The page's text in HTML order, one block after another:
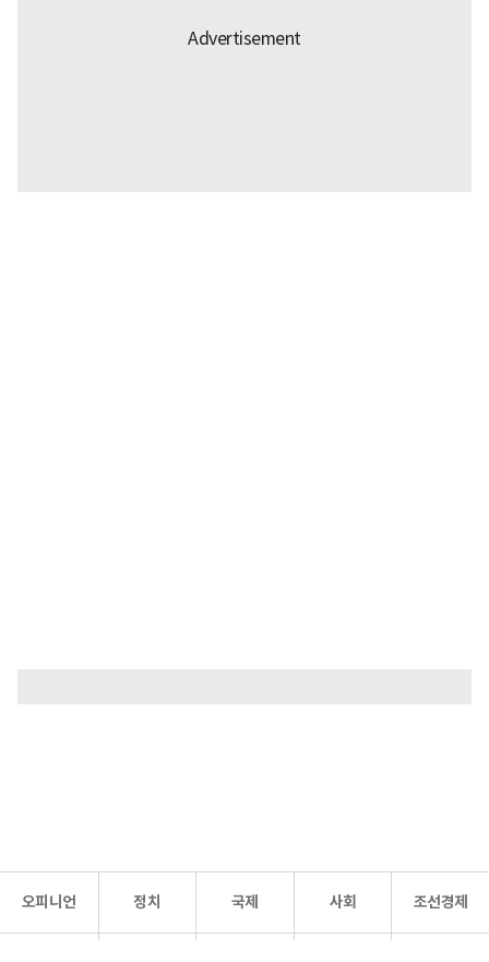
오피니언 정치 국제 사회 조선경제